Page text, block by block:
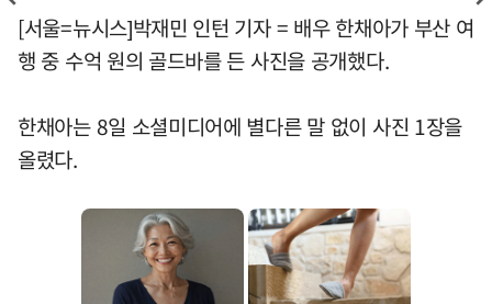
[서울=뉴시스]박재민 인턴 기자 = 배우 한채아가 부산 여
행 중 수억 원의 골드바를 든 사진을 공개했다.
한채아는 8일 소셜미디어에 별다른 말 없이 사진 1장을
올렸다.